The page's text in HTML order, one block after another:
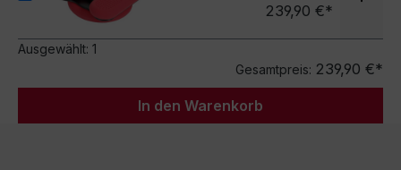
239,90 €*
Ausgewählt: 1
Gesamtpreis: 239,90 €*
In den Warenkorb